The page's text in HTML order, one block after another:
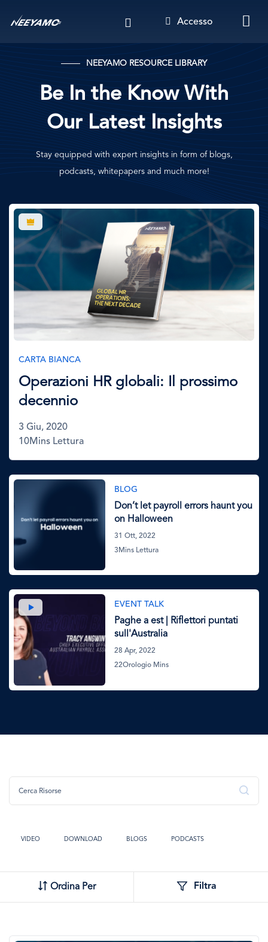
Accesso
NEEYAMO RESOURCE LIBRARY
Be In the Know With
Our Latest Insights
Stay equipped with expert insights in form of blogs,
podcasts, whitepapers and much more!
Immagine
CARTA BIANCA
Operazioni HR globali: Il prossimo
decennio
3 Giu, 2020
10Mins Lettura
BLOG
Don’t let payroll errors haunt you
on Halloween
31 Ott, 2022
3Mins Lettura
Immagine EVENT TALK
Paghe a est | Riflettori puntati
sull'Australia
28 Apr, 2022
22Orologio Mins
VIDEO DOWNLOAD BLOGS PODCASTS
Ordina Per Filtra